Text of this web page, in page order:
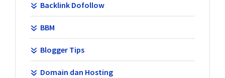
Backlink Dofollow
BBM
Blogger Tips
Domain dan Hosting